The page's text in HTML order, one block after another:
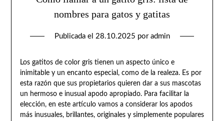
nombres para gatos y gatitas
Publicada el 28.10.2025 por admin
Los gatitos de color gris tienen un aspecto único e
inimitable y un encanto especial, como de la realeza. Es por
esta razón que sus propietarios quieren dar a sus mascotas
un hermoso e inusual apodo apropiado. Para facilitar la
elección, en este artículo vamos a considerar los apodos
más inusuales, brillantes, originales y simplemente populares